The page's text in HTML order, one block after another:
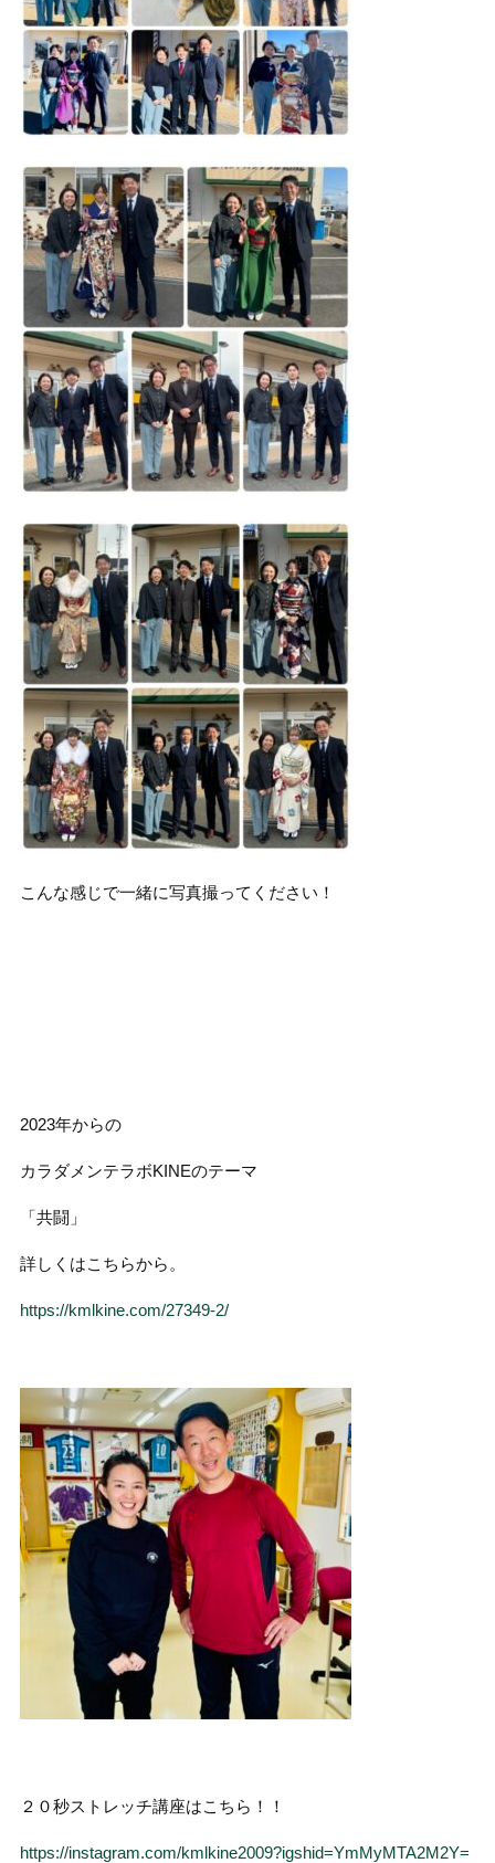
こんな感じで一緒に写真撮ってください！
2023年からの
カラダメンテラボKINEのテーマ
「共闘」
詳しくはこちらから。
https://kmlkine.com/27349-2/
２０秒ストレッチ講座はこちら！！
https://instagram.com/kmlkine2009?igshid=YmMyMTA2M2Y=